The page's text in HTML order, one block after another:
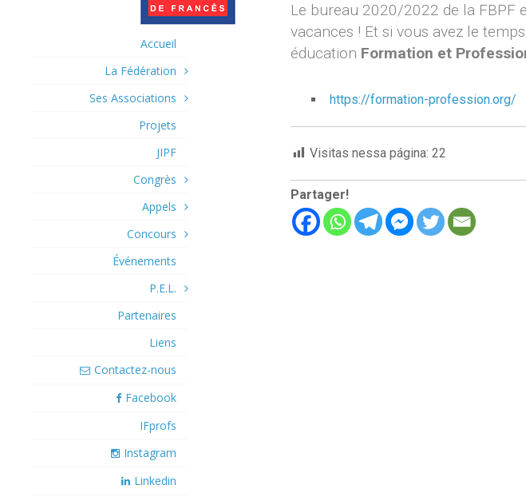
Accueil
La Fédération
Ses Associations
Projets
JIPF
Congrès
Appels
Concours
Événements
P.E.L.
Partenaires
Liens
Contactez-nous
Facebook
IFprofs
Instagram
Linkedin
Le bureau 2020/2022 de la FBPF
vacances ! Et si vous avez le
éducation Formation et
https://formation-profession.org/
Visitas nessa página: 22
Partager!